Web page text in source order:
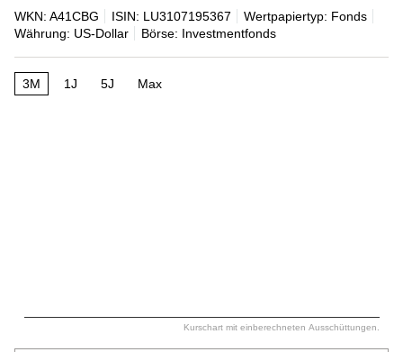
WKN: A41CBG ISIN: LU3107195367
Wertpapiertyp: Fonds
Währung: US-Dollar
Börse: Investmentfonds
3M 1J 5J Max
Kurschart mit einberechneten Ausschüttungen.